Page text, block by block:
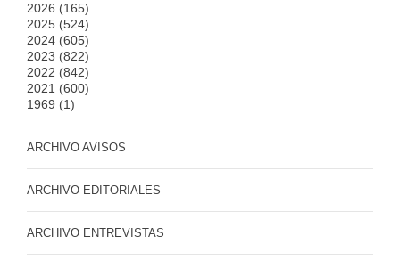
2026 (165)
2025 (524)
2024 (605)
2023 (822)
2022 (842)
2021 (600)
1969 (1)
ARCHIVO AVISOS
ARCHIVO EDITORIALES
ARCHIVO ENTREVISTAS